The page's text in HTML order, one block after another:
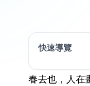
快速導覽
春去也，人在